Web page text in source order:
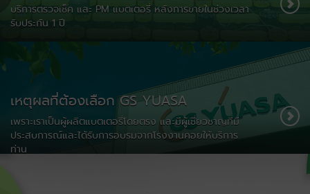
บริการตรวจเช็ค และ PM แบตเตอรี่ หลังการขายในช่วงเวลา
รับประกัน 1 ปี
เหตุผลที่ต้องเลือก GS YUASA
เพราะเราเป็นผู้ผลิตแบตเตอรี่โดยตรง และมีผู้เชี่ยวชาญที่มี
ประสบการณ์และได้รับการอบรมจากโรงงานคอยให้บริการ
ท่าน